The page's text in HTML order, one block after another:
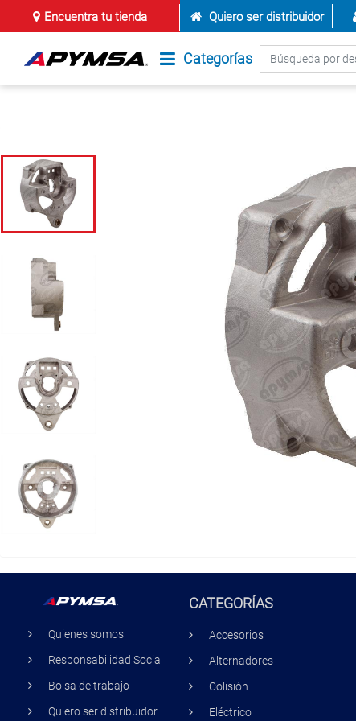
Encuentra tu tienda Quiero ser distribuidor
Categorías
Quienes somos
Responsabilidad Social
Bolsa de trabajo
Quiero ser distribuidor
CATEGORÍAS
Accesorios
Alternadores
Colisión
Eléctrico